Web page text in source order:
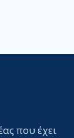
που έχει